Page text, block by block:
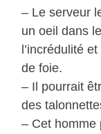
– Le serveur
un oeil dans
l’incrédulité
de foie.
– Il pourrait
des
– Cet homme